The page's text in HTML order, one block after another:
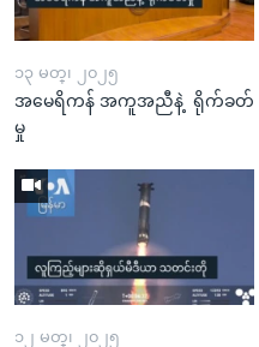
၁၃ မတ္၊ ၂၀၂၅
အမေရိကန် အကူအညီနဲ့ ရိုက်ခတ်
မှု
၁၂ မတ္၊ ၂၀၂၅